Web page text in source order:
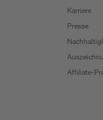
Karriere
Presse
Affiliate-